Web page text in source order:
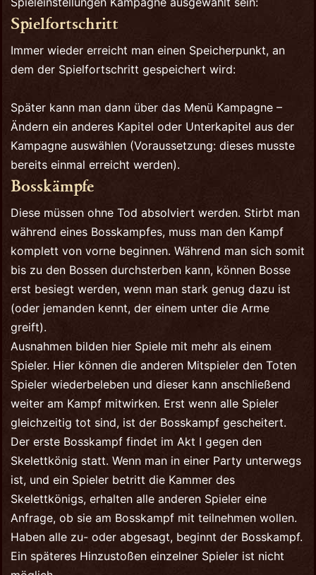
Spielfortschritt
Immer wieder erreicht man einen Speicherpunkt, an
dem der Spielfortschritt gespeichert wird:
Später kann man dann über das Menü Kampagne –
Ändern ein anderes Kapitel oder Unterkapitel aus der
Kampagne auswählen (Voraussetzung: dieses musste
bereits einmal erreicht werden).
Bosskämpfe
Diese müssen ohne Tod absolviert werden. Stirbt man
während eines Bosskampfes, muss man den Kampf
komplett von vorne beginnen. Während man sich somit
bis zu den Bossen durchsterben kann, können Bosse
erst besiegt werden, wenn man stark genug dazu ist
(oder jemanden kennt, der einem unter die Arme
greift).
Ausnahmen bilden hier Spiele mit mehr als einem
Spieler. Hier können die anderen Mitspieler den Toten
Spieler wiederbeleben und dieser kann anschließend
weiter am Kampf mitwirken. Erst wenn alle Spieler
gleichzeitig tot sind, ist der Bosskampf gescheitert.
Der erste Bosskampf findet im Akt I gegen den
Skelettkönig statt. Wenn man in einer Party unterwegs
ist, und ein Spieler betritt die Kammer des
Skelettkönigs, erhalten alle anderen Spieler eine
Anfrage, ob sie am Bosskampf mit teilnehmen wollen.
Haben alle zu- oder abgesagt, beginnt der Bosskampf.
Ein späteres Hinzustoßen einzelner Spieler ist nicht